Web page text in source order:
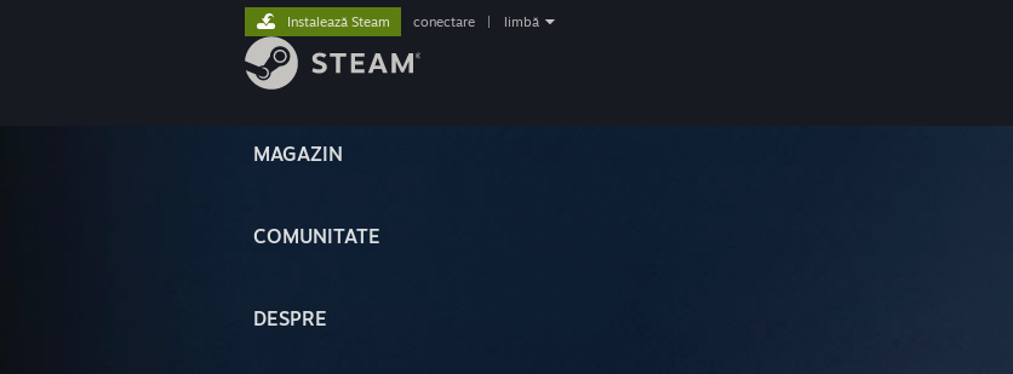
MAGAZIN
COMUNITATE
DESPRE
Instalează Steam conectare limbă